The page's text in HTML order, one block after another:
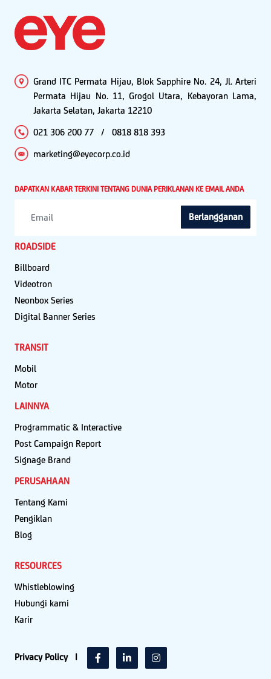
Grand ITC Permata Hijau, Blok Sapphire No. 24, Jl. Arteri
Permata Hijau No. 11, Grogol Utara, Kebayoran Lama,
Jakarta Selatan, Jakarta 12210
021 306 200 77 / 0818 818 393
marketing@eyecorp.co.id
DAPATKAN KABAR TERKINI TENTANG DUNIA PERIKLANAN KE EMAIL ANDA
Berlangganan
ROADSIDE
Billboard
Videotron
Neonbox Series
Digital Banner Series
TRANSIT
Mobil
Motor
LAINNYA
Programmatic & Interactive
Post Campaign Report
Signage Brand
PERUSAHAAN
Tentang Kami
Pengiklan
Blog
RESOURCES
Whistleblowing
Hubungi kami
Karir
Privacy Policy |